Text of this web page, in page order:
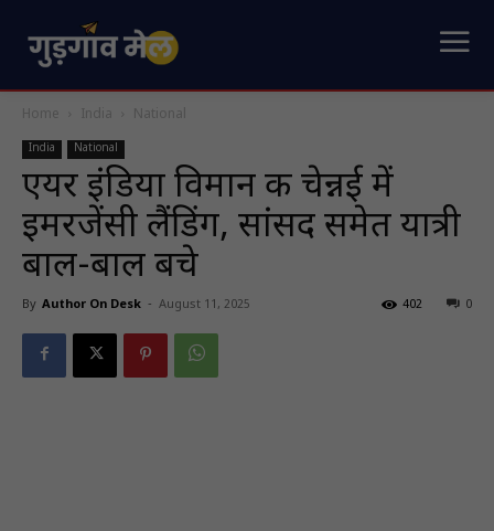
Home India National
India National
एयर इंडिया विमान की चेन्नई में
इमरजेंसी लैंडिंग, सांसद समेत यात्री
बाल-बाल बचे
By Author On Desk - August 11, 2025 0
402